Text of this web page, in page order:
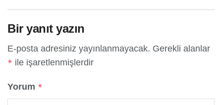
Bir yanıt yazın
E-posta adresiniz yayınlanmayacak. Gerekli alanlar
* ile işaretlenmişlerdir
Yorum *